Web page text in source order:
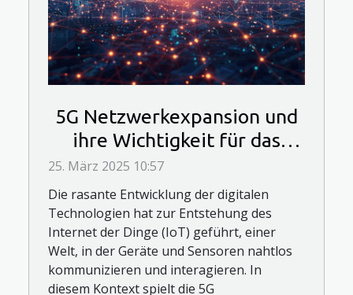
5G Netzwerkexpansion und
ihre Wichtigkeit für das
Internet der Dinge
25. März 2025 10:57
Die rasante Entwicklung der digitalen
Technologien hat zur Entstehung des
Internet der Dinge (IoT) geführt, einer
Welt, in der Geräte und Sensoren nahtlos
kommunizieren und interagieren. In
diesem Kontext spielt die 5G